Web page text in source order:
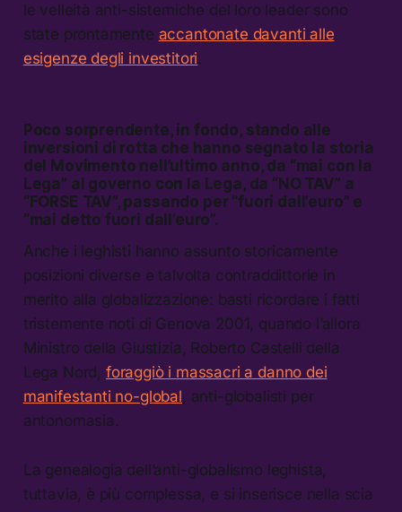
le velleità anti-sistemiche del loro leader sono
state prontamente accantonate davanti alle
esigenze degli investitori.
Poco sorprendente, in fondo, stando alle
inversioni di rotta che hanno segnato la storia
del Movimento nell’ultimo anno, da “mai con la
Lega” al governo con la Lega, da “NO TAV” a
“FORSE TAV”, passando per “fuori dall’euro” e
“mai detto fuori dall’euro”.
Anche i leghisti hanno assunto storicamente
posizioni diverse e talvolta contraddittorie in
merito alla globalizzazione: basti ricordare i fatti
tristemente noti di Genova 2001, quando l’allora
Ministro della Giustizia, Roberto Castelli della
Lega Nord, foraggiò i massacri a danno dei
manifestanti no-global, anti-globalisti per
antonomasia.
La genealogia dell’anti-globalismo leghista,
tuttavia, è più complessa, e si inserisce nella scia